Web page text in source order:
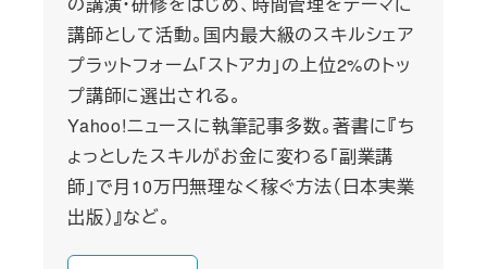
講師として活動。国内最大級のスキルシェア
プラットフォーム「ストアカ」の上位2%のトッ
プ講師に選出される。
Yahoo!ニュースに執筆記事多数。著書に『ち
ょっとしたスキルがお金に変わる「副業講
師」で月10万円無理なく稼ぐ方法（日本実業
出版）』など。